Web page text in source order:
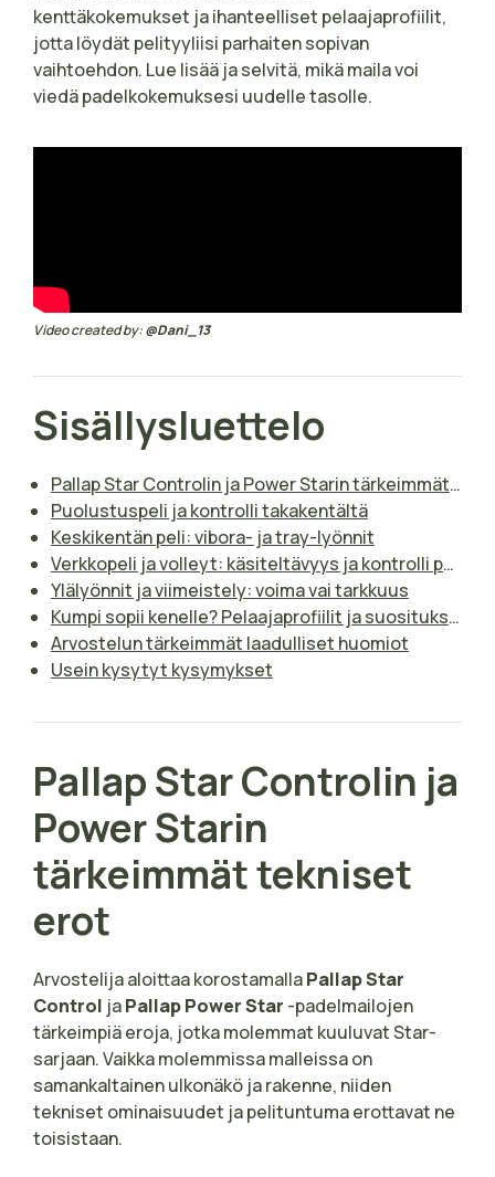
kenttäkokemukset ja ihanteelliset pelaajaprofiilit,
jotta löydät pelityyliisi parhaiten sopivan
vaihtoehdon. Lue lisää ja selvitä, mikä maila voi
viedä padelkokemuksesi uudelle tasolle.
Video created by:@Dani_13
Sisällysluettelo
Pallap Star Controlin ja Power Starin tärkeimmät tekniset erot
Puolustuspeli ja kontrolli takakentältä
Keskikentän peli: vibora- ja tray-lyönnit
Verkkopeli ja volleyt: käsiteltävyys ja kontrolli paineessa
Ylälyönnit ja viimeistely: voima vai tarkkuus
Kumpi sopii kenelle? Pelaajaprofiilit ja suositukset
Arvostelun tärkeimmät laadulliset huomiot
Usein kysytyt kysymykset
Pallap Star Controlin ja
Power Starin
tärkeimmät tekniset
erot
Arvostelija aloittaa korostamallaPallap Star
Control jaPallap Power Star -padelmailojen
tärkeimpiä eroja, jotka molemmat kuuluvat Star-
sarjaan. Vaikka molemmissa malleissa on
samankaltainen ulkonäkö ja rakenne, niiden
tekniset ominaisuudet ja pelituntuma erottavat ne
toisistaan.